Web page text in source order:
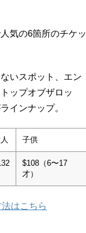
気の6箇所のチケッ
いスポット、エン
ップオブザロッ
インナップ。
子供
$108（6〜17
才）
はこちら